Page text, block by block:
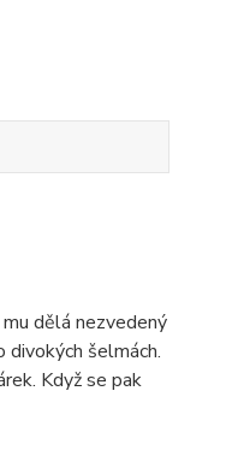
dělá nezvedený
divokých šelmách.
Když se pak